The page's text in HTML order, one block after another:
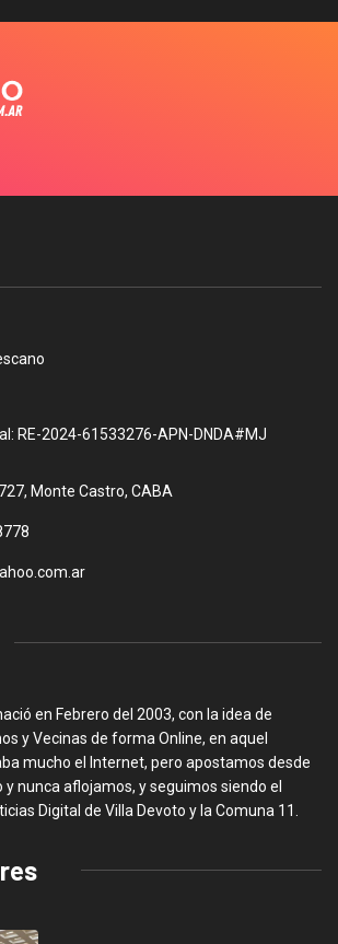
RE-2024-61533276-APN-DNDA#MJ
Monte Castro, CABA
en Febrero del 2003, con la idea de
y Vecinas de forma Online, en aquel
mucho el Internet, pero apostamos desde
nunca aflojamos, y seguimos siendo el
Digital de Villa Devoto y la Comuna 11.